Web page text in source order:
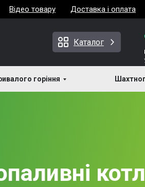
Відео товару Доставка і оплата
Каталог
горіння